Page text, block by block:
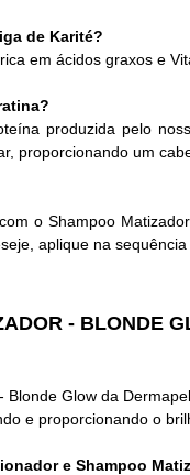
de Karité?
em ácidos graxos e
produzida pelo
proporcionando um
o Shampoo
aplique na
- BLONDE
Blonde Glow da
e proporcionando o
e Shampoo